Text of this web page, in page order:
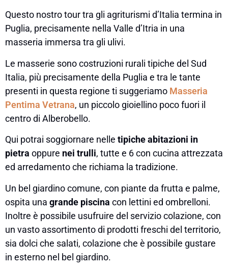
Questo nostro tour tra gli agriturismi d’Italia termina in
Puglia, precisamente nella Valle d’Itria in una
masseria immersa tra gli ulivi.
Le masserie sono costruzioni rurali tipiche del Sud
Italia, più precisamente della Puglia e tra le tante
presenti in questa regione ti suggeriamo Masseria
Pentima Vetrana, un piccolo gioiellino poco fuori il
centro di Alberobello.
Qui potrai soggiornare nelle tipiche abitazioni in
pietra oppure nei trulli, tutte e 6 con cucina attrezzata
ed arredamento che richiama la tradizione.
Un bel giardino comune, con piante da frutta e palme,
ospita una grande piscina con lettini ed ombrelloni.
Inoltre è possibile usufruire del servizio colazione, con
un vasto assortimento di prodotti freschi del territorio,
sia dolci che salati, colazione che è possibile gustare
in esterno nel bel giardino.